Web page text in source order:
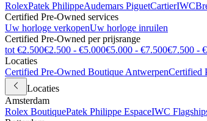
RolexPatek PhilippeAudemars PiguetCartierIWC
Certified Pre-Owned services
Uw horloge verkopenUw horloge inruilen
Certified Pre-Owned per prijsrange
tot €2.500€2.500 - €5.000€5.000 - €7.500€7.500 -
Locaties
Certified Pre-Owned Boutique AntwerpenCertified
Locaties
Amsterdam
Rolex BoutiquePatek Philippe EspaceIWC